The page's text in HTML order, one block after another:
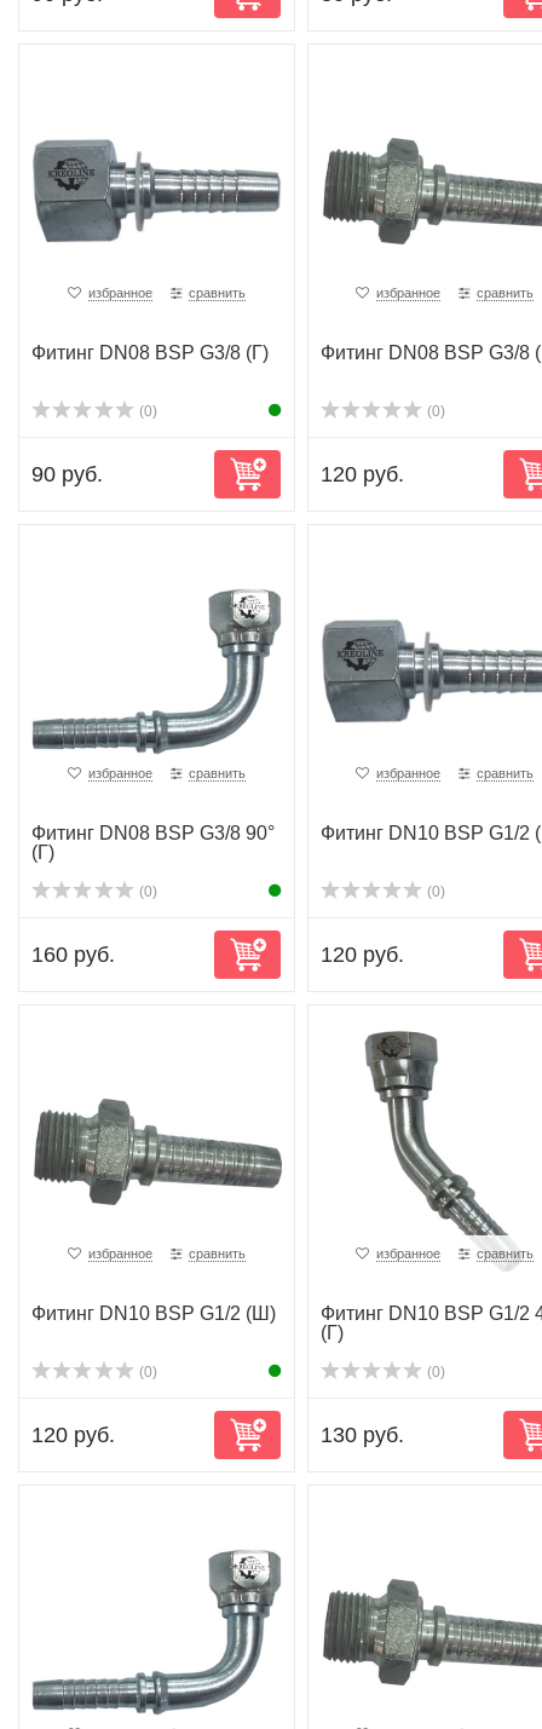
избранное сравнить
Фитинг DN08 BSP G3/8 (Г)
(0)
90 руб.
избранное сравнить
Фитинг DN08 BSP G3/8
(0)
120 руб.
избранное сравнить
Фитинг DN08 BSP G3/8 90°
(Г)
(0)
160 руб.
избранное сравнить
Фитинг DN10 BSP G1/2
(0)
120 руб.
избранное сравнить
Фитинг DN10 BSP G1/2 (Ш)
(0)
120 руб.
избранное сравнить
Фитинг DN10 BSP G1/2
(Г)
(0)
130 руб.